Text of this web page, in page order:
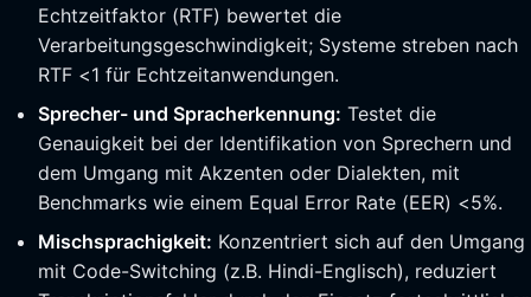
Echtzeitfaktor (RTF) bewertet die
Verarbeitungsgeschwindigkeit; Systeme streben nach
RTF <1 für Echtzeitanwendungen.
Sprecher- und Spracherkennung: Testet die
Genauigkeit bei der Identifikation von Sprechern und
dem Umgang mit Akzenten oder Dialekten, mit
Benchmarks wie einem Equal Error Rate (EER) <5%.
Mischsprachigkeit: Konzentriert sich auf den Umgang
mit Code-Switching (z.B. Hindi-Englisch), reduziert